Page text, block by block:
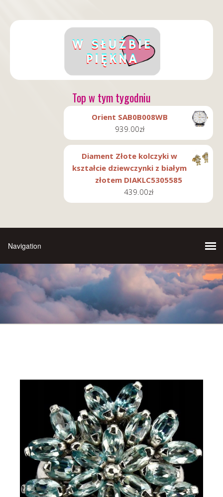
Top w tym tygodniu
Orient SAB0B008WB
939.00zł
Diament Złote kolczyki w
kształcie dziewczynki z białym
złotem DIAKLC5305585
439.00zł